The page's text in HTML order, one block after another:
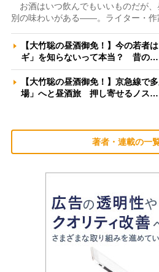
お酒はいつ飲んでもいいものだが
別の味わいがある――。ライター・作
【大竹聡の昼酒御免！】今の若者
ギ」を知らないって本当？ 昔の…
【大竹聡の昼酒御免！】京急線で
場」へと昼酒旅 押し寄せるノス…
著者・連載の一